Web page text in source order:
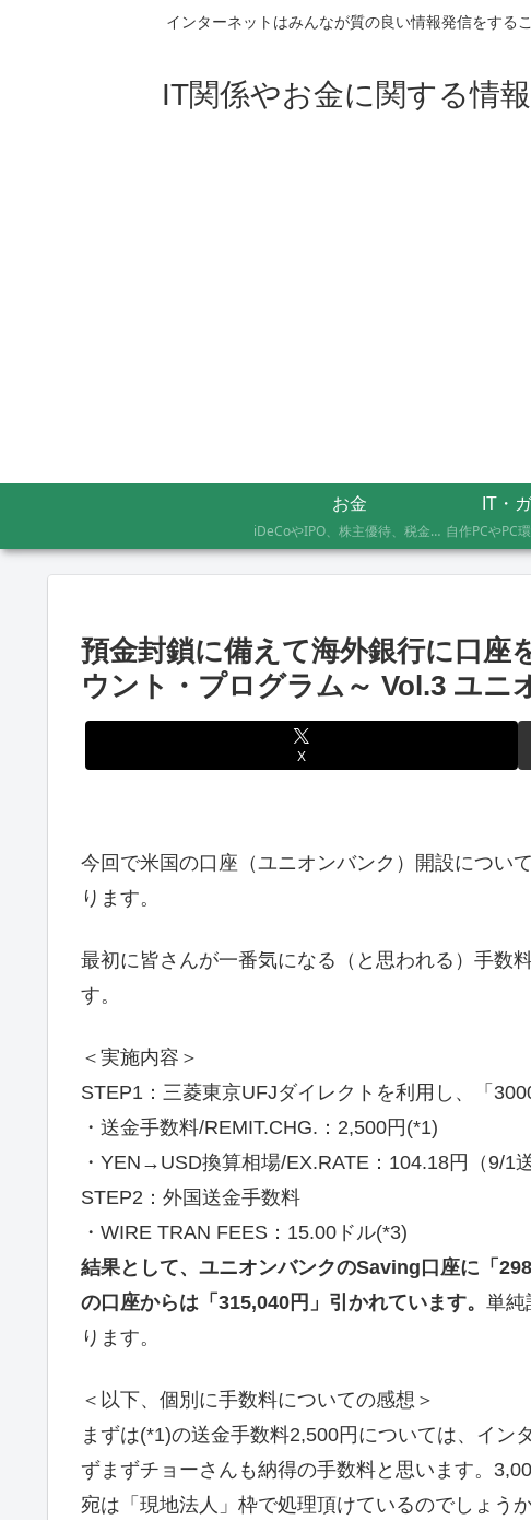
インターネットはみんなが質の良い情報発信をする
IT関係やお金に関する情
お金
iDeCoやIPO、株主優待、税金のお得な支払い方法まで、AFP資格を持つ管理人が実際に体験したお金の記録です。証券会社の手続きにかかった日数や失敗談など、体験した人にしかわからないリアルな情報をお届けします。
IT・
預金封鎖に備えて海外銀行に口座
ウント・プログラム～ Vol.3 ユニ
X
今回で米国の口座（ユニオンバンク）開設につい
ります。
最初に皆さんが一番気になる（と思われる）手数
す。
＜実施内容＞
STEP1：三菱東京UFJダイレクトを利用し、「
・送金手数料/REMIT.CHG.：2,500円(*1)
・YEN→USD換算相場/EX.RATE：104.18円（9/1
STEP2：外国送金手数料
・WIRE TRAN FEES：15.00ドル(*3)
結果として、ユニオンバンクのSaving口座に「
の口座からは「315,040円」引かれています。 単純
ります。
＜以下、個別に手数料についての感想＞
まずは(*1)の送金手数料2,500円については、イン
ずまずチョーさんも納得の手数料と思います。
宛は「現地法人」枠で処理頂けているのでしょうか